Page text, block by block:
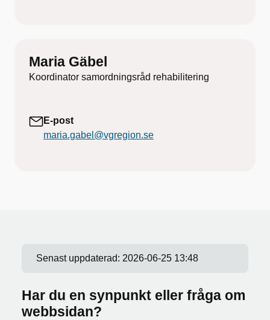
Maria Gäbel
Koordinator samordningsråd rehabilitering
E-post
maria.gabel@vgregion.se
Senast uppdaterad: 2026-06-25 13:48
Har du en synpunkt eller fråga om
webbsidan?